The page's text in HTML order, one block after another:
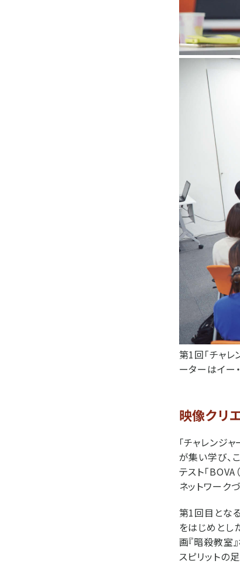
第1回「チャ
ーターはイー
映像クリ
「チャレンジ
が集い学び、
テスト「
ネットワーク
第1回目とな
をはじめとし
画『暗殺教室
スピリットの